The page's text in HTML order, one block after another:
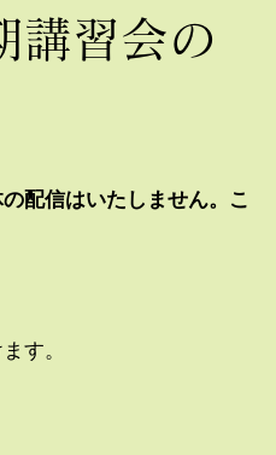
講習会の
配信はいたしません。こ
す。